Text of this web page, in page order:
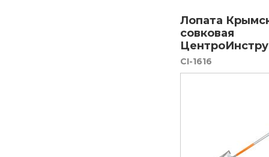
Лопата
совковая
CI-1616